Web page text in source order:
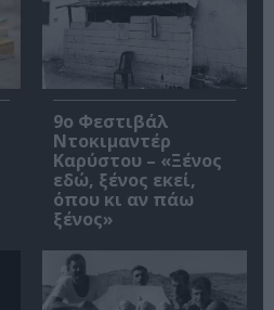
9ο Φεστιβάλ
Ντοκιμαντέρ
Καρύστου – «Ξένος
εδώ, ξένος εκεί,
όπου κι αν πάω
ξένος»